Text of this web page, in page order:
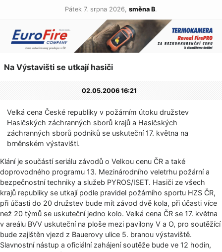
Pátek 7. srpna 2026, směna B.
Na Výstavišti se utkají hasiči
02.05.2006 16:21
Velká cena České republiky v požárním útoku družstev
Hasičských záchranných sborů krajů a Hasičských
záchranných sborů podniků se uskuteční 17. května na
brněnském výstavišti.
Klání je součástí seriálu závodů o Velkou cenu ČR a také
doprovodného programu 13. Mezinárodního veletrhu požární a
bezpečnostní techniky a služeb PYROS/ISET. Hasiči ze všech
krajů republiky se utkají podle pravidel požárního sportu HZS ČR,
při účasti do 20 družstev bude mít závod dvě kola, při účasti více
než 20 týmů se uskuteční jedno kolo. Velká cena ČR se 17. května
v areálu BVV uskuteční na ploše mezi pavilony V a O, pro soutěžící
bude zajištěn vjezd z Bauerovy ulice 5. branou výstaviště.
Slavnostní nástup a oficiální zahájení soutěže bude ve 12 hodin,